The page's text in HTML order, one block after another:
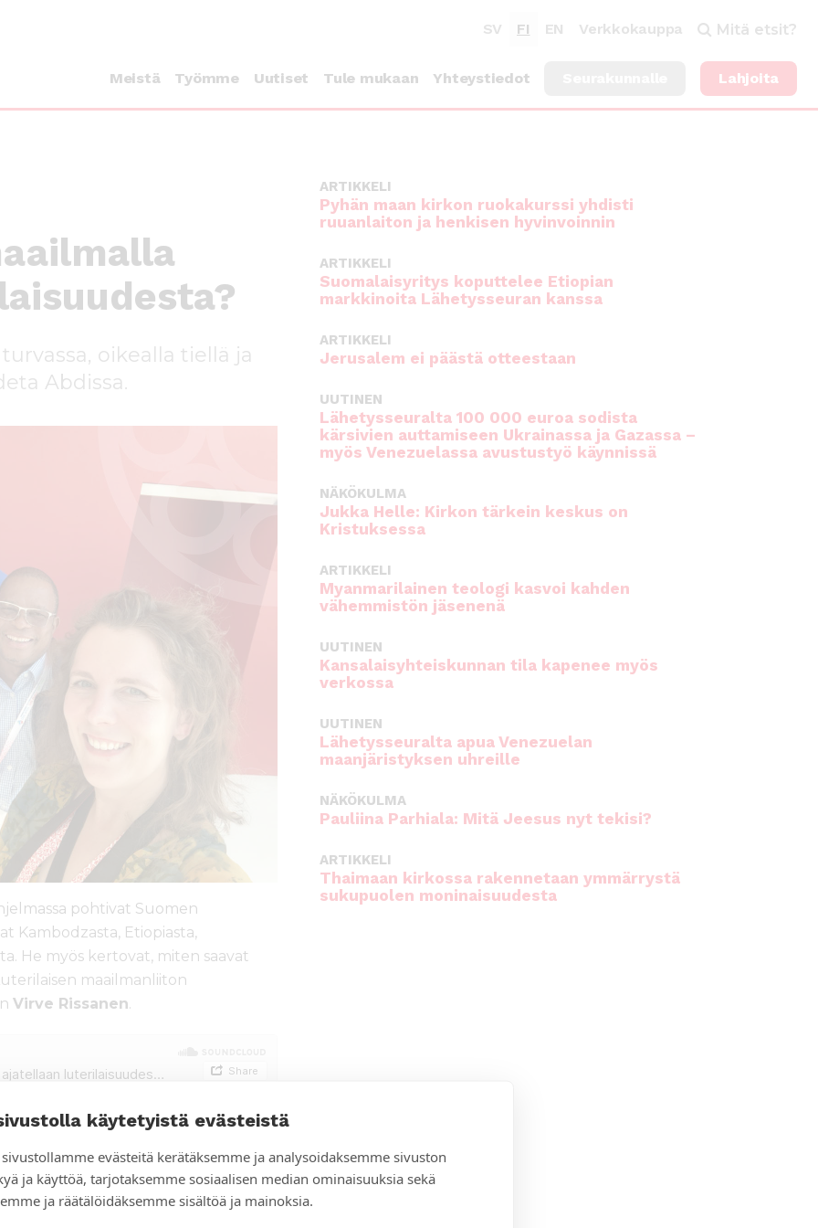
käytetyistä evästeistä
evästeitä kerätäksemme ja analysoidaksemme sivuston
ja käyttöä, tarjotaksemme sosiaalisen median ominaisuuksia sekä
ja räätälöidäksemme sisältöä ja mainoksia.
SV FI EN Verkkokauppa Mitä etsit?
Meistä Työmme Uutiset Tule mukaan Yhteystiedot Lahjoita
oikealla tiellä ja
Abdissa.
pohtivat Suomen
Kambodzasta, Etiopiasta,
He myös kertovat, miten saavat
maailmanliiton
Virve Rissanen.
ARTIKKELI
Pyhän maan kirkon ruokakurssi yhdisti
ruuanlaiton ja henkisen hyvinvoinnin
ARTIKKELI
Suomalaisyritys koputtelee Etiopian
markkinoita Lähetysseuran kanssa
ARTIKKELI
Jerusalem ei päästä otteestaan
UUTINEN
Lähetysseuralta 100 000 euroa sodista
kärsivien auttamiseen Ukrainassa ja Gazassa –
myös Venezuelassa avustustyö käynnissä
NÄKÖKULMA
Jukka Helle: Kirkon tärkein keskus on
Kristuksessa
ARTIKKELI
Myanmarilainen teologi kasvoi kahden
vähemmistön jäsenenä
UUTINEN
Kansalaisyhteiskunnan tila kapenee myös
verkossa
UUTINEN
Lähetysseuralta apua Venezuelan
maanjäristyksen uhreille
NÄKÖKULMA
Pauliina Parhiala: Mitä Jeesus nyt tekisi?
ARTIKKELI
Thaimaan kirkossa rakennetaan ymmärrystä
sukupuolen moninaisuudesta